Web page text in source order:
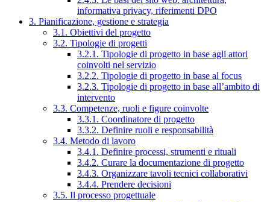
informativa privacy, riferimenti DPO
3. Pianificazione, gestione e strategia
3.1. Obiettivi del progetto
3.2. Tipologie di progetti
3.2.1. Tipologie di progetto in base agli attori
coinvolti nel servizio
3.2.2. Tipologie di progetto in base al focus
3.2.3. Tipologie di progetto in base all’ambito di
intervento
3.3. Competenze, ruoli e figure coinvolte
3.3.1. Coordinatore di progetto
3.3.2. Definire ruoli e responsabilità
3.4. Metodo di lavoro
3.4.1. Definire processi, strumenti e rituali
3.4.2. Curare la documentazione di progetto
3.4.3. Organizzare tavoli tecnici collaborativi
3.4.4. Prendere decisioni
3.5. Il processo progettuale